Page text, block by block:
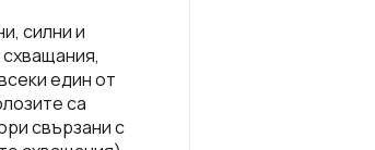
силни и
един от
са
свързани с